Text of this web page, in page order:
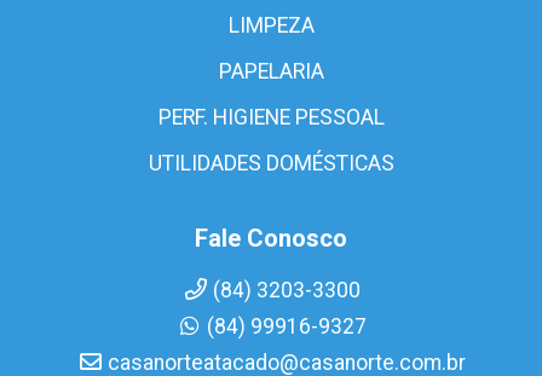
LIMPEZA
PAPELARIA
PERF. HIGIENE PESSOAL
UTILIDADES DOMÉSTICAS
Fale Conosco
(84) 3203-3300
(84) 99916-9327
casanorteatacado@casanorte.com.br